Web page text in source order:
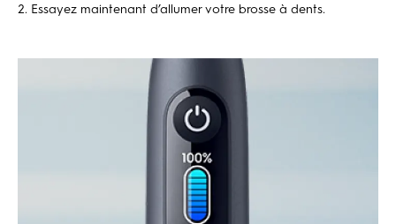
Essayez maintenant d’allumer votre brosse à dents.